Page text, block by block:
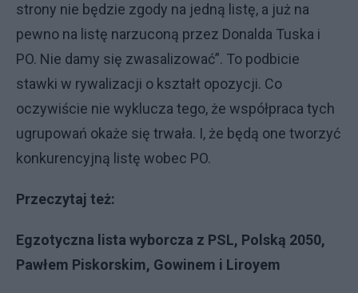
strony nie będzie zgody na jedną listę, a już na
pewno na listę narzuconą przez Donalda Tuska i
PO. Nie damy się zwasalizować”. To podbicie
stawki w rywalizacji o kształt opozycji. Co
oczywiście nie wyklucza tego, że współpraca tych
ugrupowań okaże się trwała. I, że będą one tworzyć
konkurencyjną listę wobec PO.
Przeczytaj też:
Egzotyczna lista wyborcza z PSL, Polską 2050,
Pawłem Piskorskim, Gowinem i Liroyem